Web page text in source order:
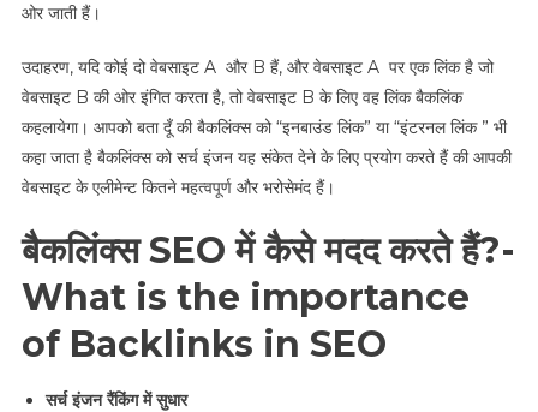
ओर जाती हैं।
उदाहरण, यदि कोई दो वेबसाइट A और B हैं, और वेबसाइट A पर एक लिंक है जो
वेबसाइट B की ओर इंगित करता है, तो वेबसाइट B के लिए वह लिंक बैकलिंक
कहलायेगा। आपको बता दूँ की बैकलिंक्स को “इनबाउंड लिंक” या “इंटरनल लिंक ” भी
कहा जाता है बैकलिंक्स को सर्च इंजन यह संकेत देने के लिए प्रयोग करते हैं की आपकी
वेबसाइट के एलीमेन्ट कितने महत्वपूर्ण और भरोसेमंद हैं।
बैकलिंक्स SEO में कैसे मदद करते हैं?-
What is the importance
of Backlinks in SEO
सर्च इंजन रैंकिंग में सुधार